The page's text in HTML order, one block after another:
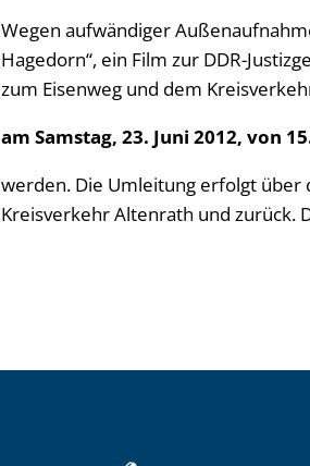
Wegen aufwändiger
Hagedorn“, ein Film zur DDR-
zum Eisenweg und dem
am Samstag, 23. Juni 2012, von
werden. Die Umleitung erfolgt über
Kreisverkehr Altenrath und zurück.